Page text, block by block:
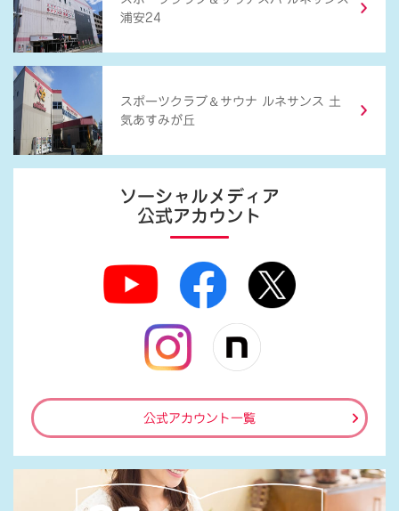
浦安24
スポーツクラブ ＆ サウナ ルネサンス 土
気あすみが丘
ソーシャルメディア
公式アカウント
公式アカウント一覧